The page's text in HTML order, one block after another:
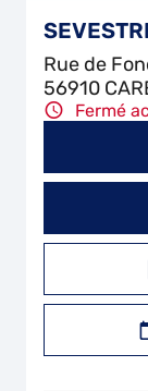
Rue de
56910
Fermé